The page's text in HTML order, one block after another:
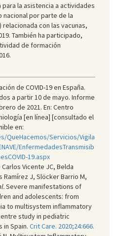
la asistencia a actividades
por parte de la
con las vacunas,
También ha participado,
de formación
de COVID-19 en España.
a partir 10 de mayo. Informe
de 2021. En: Centro
[en línea] [consultado el
en:
QueHacemos/Servicios/Vigila
EnfermedadesTransmisib
19.aspx
Vicente JC, Belda
Ramírez J, Slöcker Barrio M,
Severe manifestations of
and adolescents: from
to multisystem inflammatory
study in pediatric
in Spain. Crit Care. 2020;24:666.